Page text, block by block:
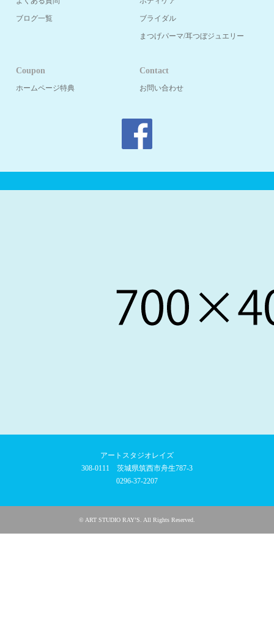
ブログ一覧 ブライダル
まつげパーマ/耳つぼジュエリー
Coupon
ホームページ特典
Contact
お問い合わせ
アートスタジオレイズ
308-0111 茨城県筑西市舟生787-3
0296-37-2207
© ART STUDIO RAY’S. All Rights Reserved.